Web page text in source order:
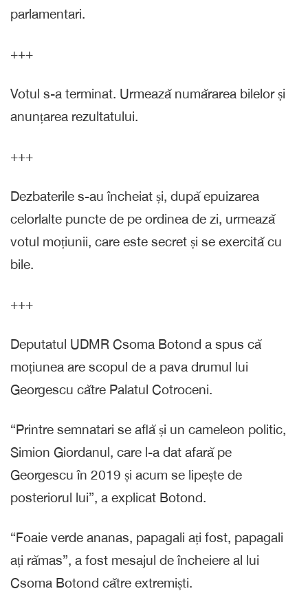
parlamentari.
+++
Votul s-a terminat. Urmează numărarea bilelor și
anunțarea rezultatului.
+++
Dezbaterile s-au încheiat și, după epuizarea
celorlalte puncte de pe ordinea de zi, urmează
votul moțiunii, care este secret și se exercită cu
bile.
+++
Deputatul UDMR Csoma Botond a spus că
moțiunea are scopul de a pava drumul lui
Georgescu către Palatul Cotroceni.
“Printre semnatari se află și un cameleon politic,
Simion Giordanul, care l-a dat afară pe
Georgescu în 2019 și acum se lipește de
posteriorul lui”, a explicat Botond.
“Foaie verde ananas, papagali ați fost, papagali
ați rămas”, a fost mesajul de încheiere al lui
Csoma Botond către extremiști.